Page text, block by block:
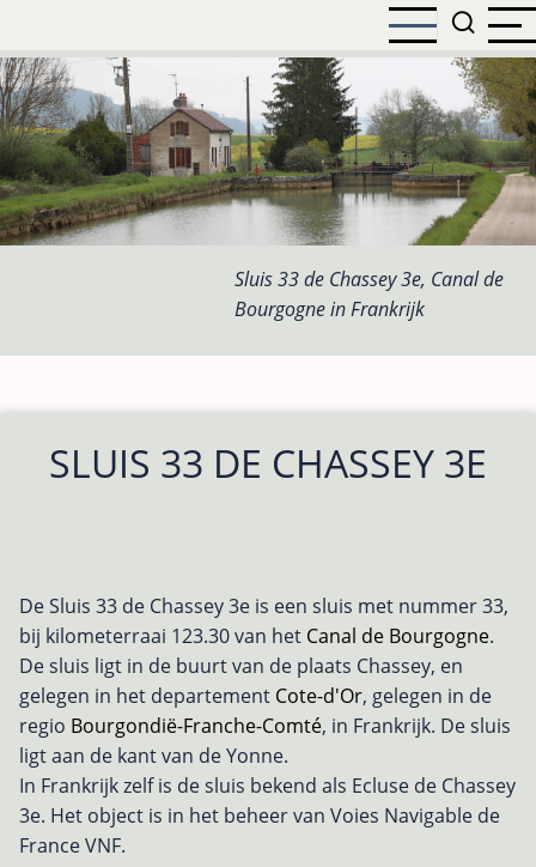
naar
de
inhoud
gaan
Sluis 33 de Chassey 3e, Canal de
Bourgogne in Frankrijk
SLUIS 33 DE CHASSEY 3E
De Sluis 33 de Chassey 3e is een sluis met nummer 33,
bij kilometerraai 123.30 van het Canal de Bourgogne.
De sluis ligt in de buurt van de plaats Chassey, en
gelegen in het departement Cote-d'Or, gelegen in de
regio Bourgondië-Franche-Comté, in Frankrijk. De sluis
ligt aan de kant van de Yonne.
In Frankrijk zelf is de sluis bekend als Ecluse de Chassey
3e. Het object is in het beheer van Voies Navigable de
France VNF.